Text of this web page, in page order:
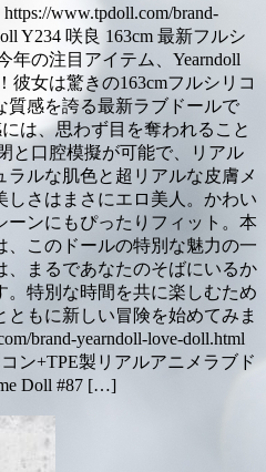
www.tpdoll.com/brand-
Y234 咲良 163cm 最新フルシ
年の注目アイテム、Yearndoll
彼女は驚きの163cmフルシリコ
質感を誇る最新ラブドールで
は、思わず目を奪われること
と口腔模擬が可能で、リアル
ラルな肌色と超リアルな皮膚メ
しさはまさにエロ美人。かわい
ーンにもぴったりフィット。本
このドールの特別な魅力の一
、まるであなたのそばにいるか
特別な時間を共に楽しむため
もに新しい冒険を始めてみま
brand-yearndoll-love-doll.html
ン+TPE製リアルアニメラブド
Doll #87 […]